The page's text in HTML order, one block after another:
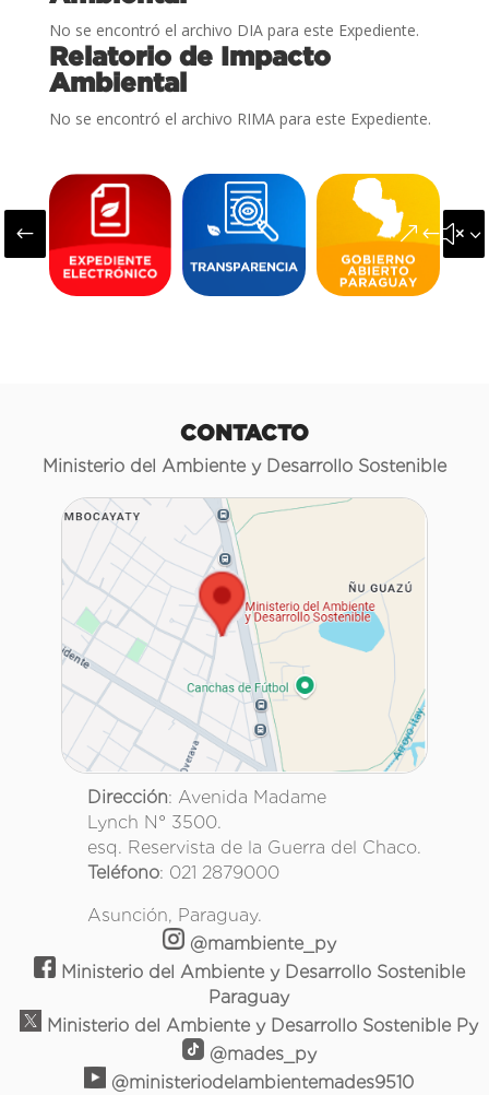
No se encontró el archivo DIA para este Expediente.
Relatorio de Impacto
Ambiental
No se encontró el archivo RIMA para este Expediente.
#
CONTACTO
Ministerio del Ambiente y Desarrollo Sostenible
Dirección: Avenida Madame
Lynch N° 3500.
esq. Reservista de la Guerra del Chaco.
Teléfono: 021 2879000
Asunción, Paraguay.
@mambiente_py
Ministerio del Ambiente y Desarrollo Sostenible
Paraguay
Ministerio del Ambiente y Desarrollo Sostenible Py
@mades_py
@ministeriodelambientemades9510